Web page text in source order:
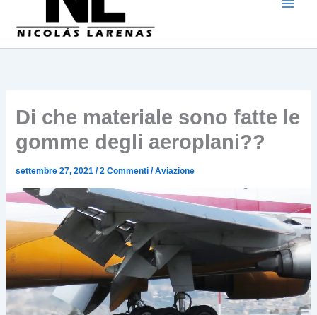
Di che materiale sono fatte le
gomme degli aeroplani??
settembre 27, 2021/2 Commenti /Aviazione